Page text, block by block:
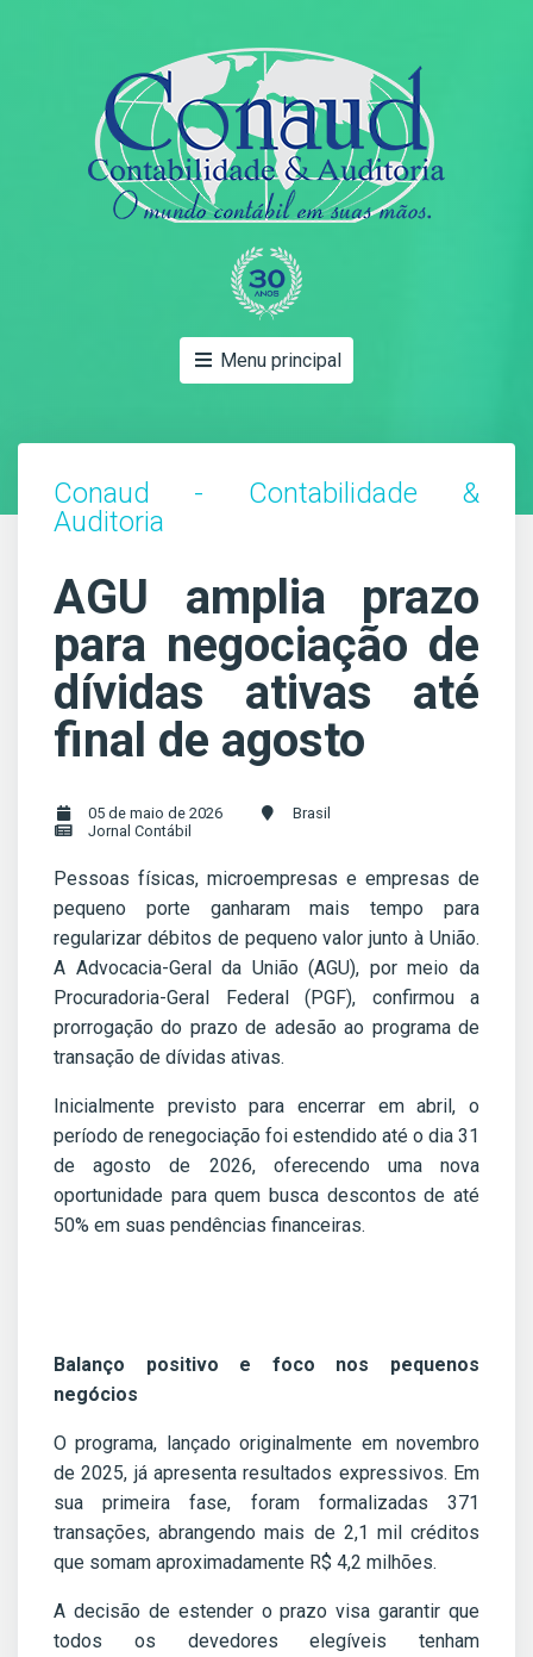
Menu principal
Conaud - Contabilidade &
Auditoria
AGU amplia prazo
para negociação de
dívidas ativas até
final de agosto
05 de maio de 2026
Brasil
Jornal Contábil
Pessoas físicas, microempresas e empresas de
pequeno porte ganharam mais tempo para
regularizar débitos de pequeno valor junto à União.
A Advocacia-Geral da União (AGU), por meio da
Procuradoria-Geral Federal (PGF), confirmou a
prorrogação do prazo de adesão ao programa de
transação de dívidas ativas.
Inicialmente previsto para encerrar em abril, o
período de renegociação foi estendido até o dia 31
de agosto de 2026, oferecendo uma nova
oportunidade para quem busca descontos de até
50% em suas pendências financeiras.
Balanço positivo e foco nos pequenos
negócios
O programa, lançado originalmente em novembro
de 2025, já apresenta resultados expressivos. Em
sua primeira fase, foram formalizadas 371
transações, abrangendo mais de 2,1 mil créditos
que somam aproximadamente R$ 4,2 milhões.
A decisão de estender o prazo visa garantir que
todos os devedores elegíveis tenham